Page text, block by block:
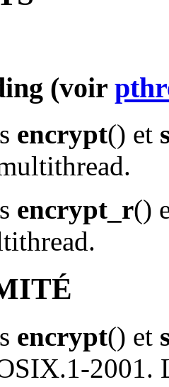
(voir
encrypt() et
encrypt_r()
encrypt() et
2001.